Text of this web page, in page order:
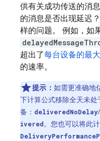
供有关成功传送的消
的消息是否出现延迟
样的问题。 例如，如
超出了每台设备的最
的速率。
提示： 如需更准确地
下计算公式移除全天未
备： deliveredNoDelay/
ivered。您也可以将此